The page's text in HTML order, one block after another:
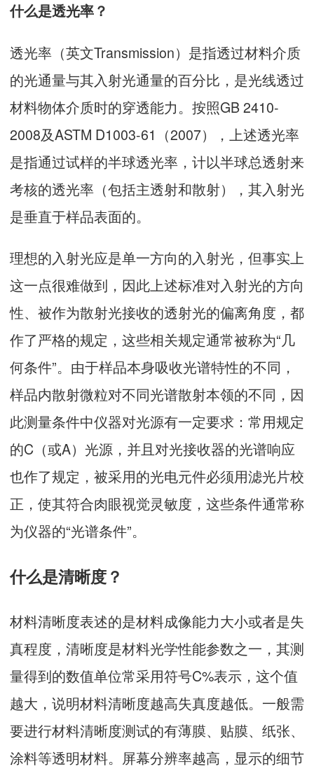
什么是透光率？
透光率（英文Transmission）是指透过材料介质
的光通量与其入射光通量的百分比，是光线透过
材料物体介质时的穿透能力。按照GB 2410-
2008及ASTM D1003-61（2007），上述透光率
是指通过试样的半球透光率，计以半球总透射来
考核的透光率（包括主透射和散射），其入射光
是垂直于样品表面的。
理想的入射光应是单一方向的入射光，但事实上
这一点很难做到，因此上述标准对入射光的方向
性、被作为散射光接收的透射光的偏离角度，都
作了严格的规定，这些相关规定通常被称为“几
何条件”。由于样品本身吸收光谱特性的不同，
样品内散射微粒对不同光谱散射本领的不同，因
此测量条件中仪器对光源有一定要求：常用规定
的C（或A）光源，并且对光接收器的光谱响应
也作了规定，被采用的光电元件必须用滤光片校
正，使其符合肉眼视觉灵敏度，这些条件通常称
为仪器的“光谱条件”。
什么是清晰度？
材料清晰度表述的是材料成像能力大小或者是失
真程度，清晰度是材料光学性能参数之一，其测
量得到的数值单位常采用符号C%表示，这个值
越大，说明材料清晰度越高失真度越低。一般需
要进行材料清晰度测试的有薄膜、贴膜、纸张、
涂料等透明材料。屏幕分辨率越高，显示的细节